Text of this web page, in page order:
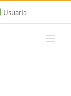
Usuario